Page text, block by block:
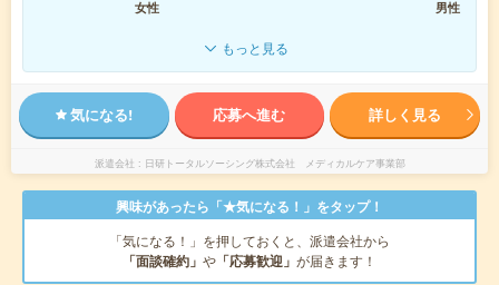
女性
男性
もっと見る
気になる! 応募へ進む 詳しく見る
派遣会社 日研トータルソーシング株式会社 メディカルケア事業部
興味があったら「★気になる！」をタップ！
「気になる！」を押しておくと、派遣会社から
「面談確約」 や 「応募歓迎」 が届きます！